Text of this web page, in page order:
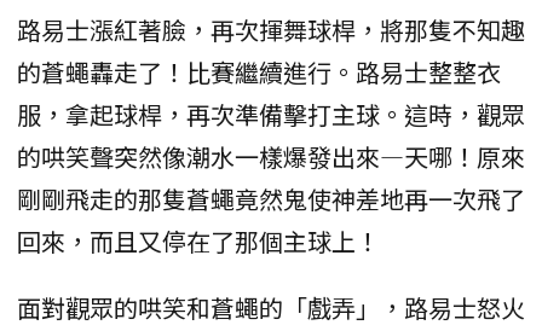
路易士漲紅著臉，再次揮舞球桿，將那隻不知趣
的蒼蠅轟走了！比賽繼續進行。路易士整整衣
服，拿起球桿，再次準備擊打主球。這時，觀眾
的哄笑聲突然像潮水一樣爆發出來—天哪！原來
剛剛飛走的那隻蒼蠅竟然鬼使神差地再一次飛了
回來，而且又停在了那個主球上！
面對觀眾的哄笑和蒼蠅的「戲弄」，路易士怒火